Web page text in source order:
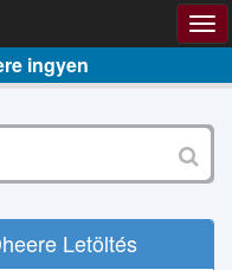
ingyen
Letöltés